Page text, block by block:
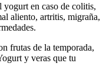
yogurt en caso de colitis,
aliento, artritis, migraña,
frutas de la temporada,
y veras que tu